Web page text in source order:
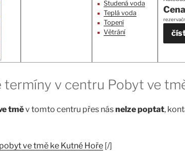
Studená voda
Teplá voda
Topení
Větrání
termíny v centru Pobyt ve
tměv tomto centru přes násnelze poptat,
pobyt ve tmě ke Kutné Hoře [/]